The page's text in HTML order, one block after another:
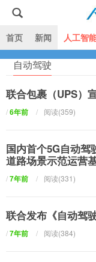
人工智
首页 新闻 人工智
自动驾驶
联合包裹（UPS）
/6年前 / 阅读(359)
国内首个5G自动驾
道路场景示范运营
/7年前 / 阅读(331)
联合发布《自动驾
/7年前 / 阅读(384)